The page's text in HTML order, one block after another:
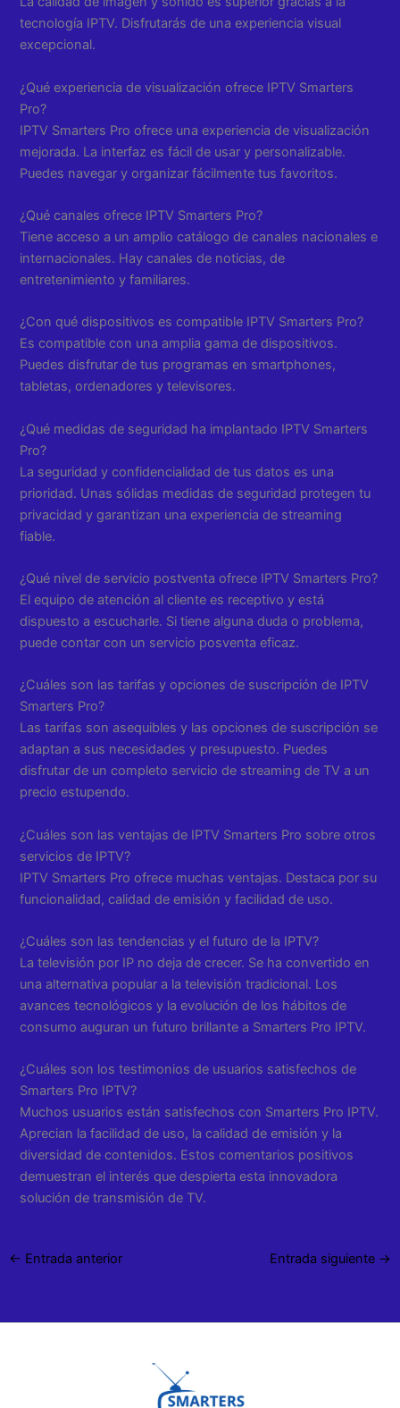
tecnología IPTV. Disfrutarás de una experiencia visual
excepcional.
¿Qué experiencia de visualización ofrece IPTV Smarters
Pro?
IPTV Smarters Pro ofrece una experiencia de visualización
mejorada. La interfaz es fácil de usar y personalizable.
Puedes navegar y organizar fácilmente tus favoritos.
¿Qué canales ofrece IPTV Smarters Pro?
Tiene acceso a un amplio catálogo de canales nacionales e
internacionales. Hay canales de noticias, de
entretenimiento y familiares.
¿Con qué dispositivos es compatible IPTV Smarters Pro?
Es compatible con una amplia gama de dispositivos.
Puedes disfrutar de tus programas en smartphones,
tabletas, ordenadores y televisores.
¿Qué medidas de seguridad ha implantado IPTV Smarters
Pro?
La seguridad y confidencialidad de tus datos es una
prioridad. Unas sólidas medidas de seguridad protegen tu
privacidad y garantizan una experiencia de streaming
fiable.
¿Qué nivel de servicio postventa ofrece IPTV Smarters Pro?
El equipo de atención al cliente es receptivo y está
dispuesto a escucharle. Si tiene alguna duda o problema,
puede contar con un servicio posventa eficaz.
¿Cuáles son las tarifas y opciones de suscripción de IPTV
Smarters Pro?
Las tarifas son asequibles y las opciones de suscripción se
adaptan a sus necesidades y presupuesto. Puedes
disfrutar de un completo servicio de streaming de TV a un
precio estupendo.
¿Cuáles son las ventajas de IPTV Smarters Pro sobre otros
servicios de IPTV?
IPTV Smarters Pro ofrece muchas ventajas. Destaca por su
funcionalidad, calidad de emisión y facilidad de uso.
¿Cuáles son las tendencias y el futuro de la IPTV?
La televisión por IP no deja de crecer. Se ha convertido en
una alternativa popular a la televisión tradicional. Los
avances tecnológicos y la evolución de los hábitos de
consumo auguran un futuro brillante a Smarters Pro IPTV.
¿Cuáles son los testimonios de usuarios satisfechos de
Smarters Pro IPTV?
Muchos usuarios están satisfechos con Smarters Pro IPTV.
Aprecian la facilidad de uso, la calidad de emisión y la
diversidad de contenidos. Estos comentarios positivos
demuestran el interés que despierta esta innovadora
solución de transmisión de TV.
← Entrada anterior Entrada siguiente →